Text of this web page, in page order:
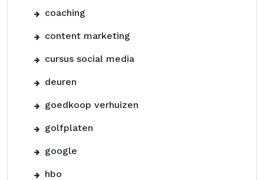
coaching
content marketing
cursus social media
deuren
goedkoop verhuizen
golfplaten
google
hbo